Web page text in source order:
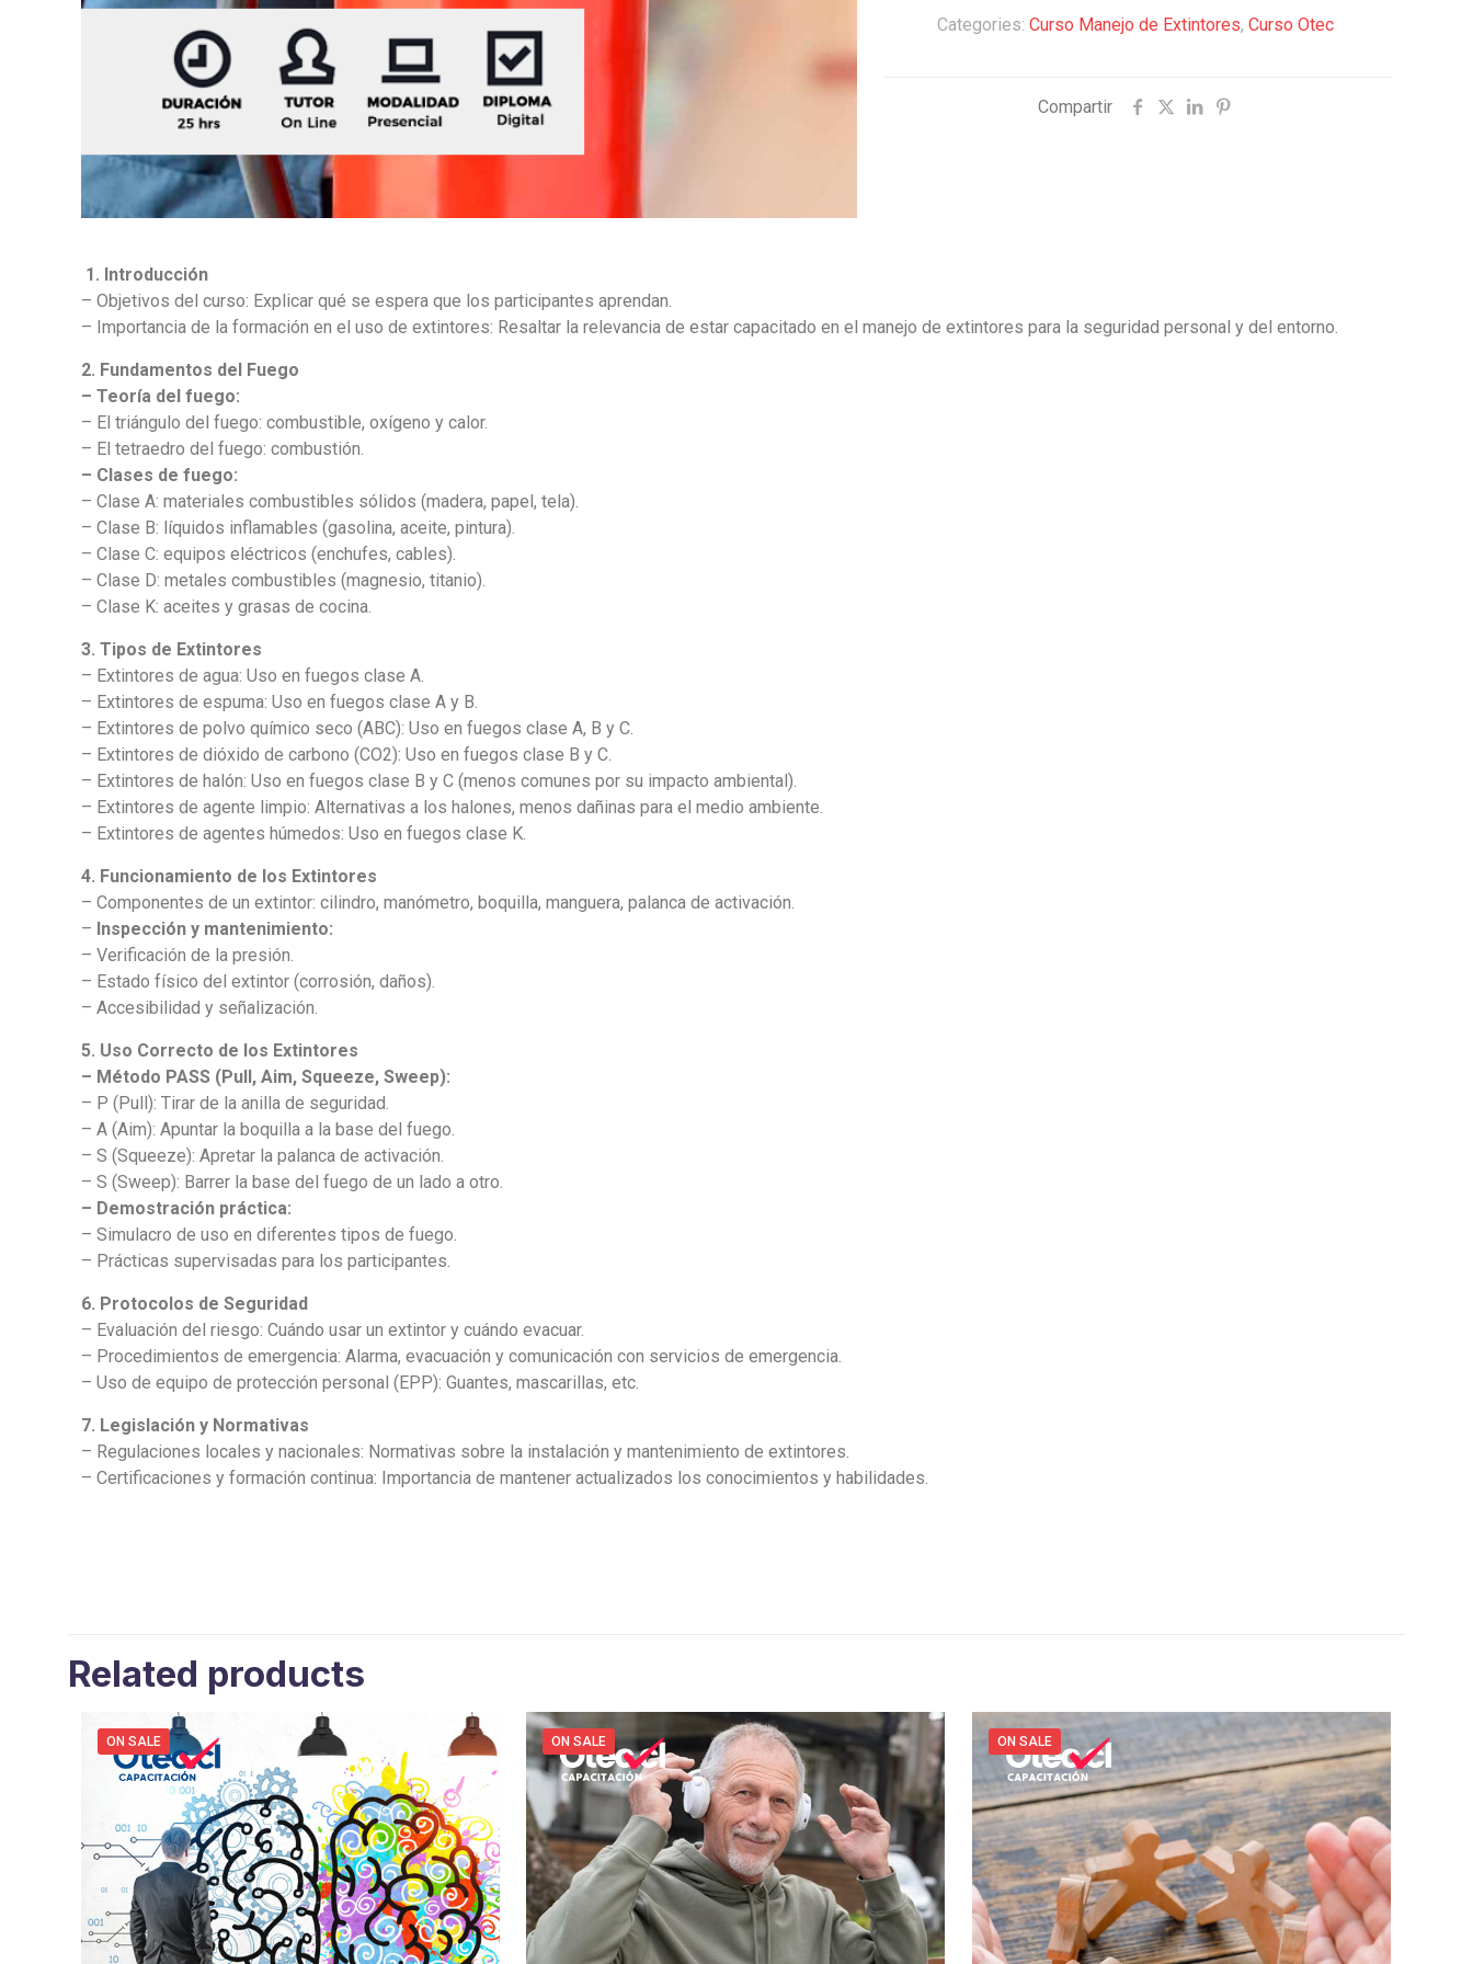
Categories: Curso Manejo de Extintores, Curso Otec
Compartir
1. Introducción
– Objetivos del curso: Explicar qué se espera que los participantes aprendan.
– Importancia de la formación en el uso de extintores: Resaltar la relevancia de estar capacitado en el manejo de extintores para la seguridad personal y del entorno.
2. Fundamentos del Fuego
– Teoría del fuego:
– El triángulo del fuego: combustible, oxígeno y calor.
– El tetraedro del fuego: combustión.
– Clases de fuego:
– Clase A: materiales combustibles sólidos (madera, papel, tela).
– Clase B: líquidos inflamables (gasolina, aceite, pintura).
– Clase C: equipos eléctricos (enchufes, cables).
– Clase D: metales combustibles (magnesio, titanio).
– Clase K: aceites y grasas de cocina.
3. Tipos de Extintores
– Extintores de agua: Uso en fuegos clase A.
– Extintores de espuma: Uso en fuegos clase A y B.
– Extintores de polvo químico seco (ABC): Uso en fuegos clase A, B y C.
– Extintores de dióxido de carbono (CO2): Uso en fuegos clase B y C.
– Extintores de halón: Uso en fuegos clase B y C (menos comunes por su impacto ambiental).
– Extintores de agente limpio: Alternativas a los halones, menos dañinas para el medio ambiente.
– Extintores de agentes húmedos: Uso en fuegos clase K.
4. Funcionamiento de los Extintores
– Componentes de un extintor: cilindro, manómetro, boquilla, manguera, palanca de activación.
– Inspección y mantenimiento:
– Verificación de la presión.
– Estado físico del extintor (corrosión, daños).
– Accesibilidad y señalización.
5. Uso Correcto de los Extintores
– Método PASS (Pull, Aim, Squeeze, Sweep):
– P (Pull): Tirar de la anilla de seguridad.
– A (Aim): Apuntar la boquilla a la base del fuego.
– S (Squeeze): Apretar la palanca de activación.
– S (Sweep): Barrer la base del fuego de un lado a otro.
– Demostración práctica:
– Simulacro de uso en diferentes tipos de fuego.
– Prácticas supervisadas para los participantes.
6. Protocolos de Seguridad
– Evaluación del riesgo: Cuándo usar un extintor y cuándo evacuar.
– Procedimientos de emergencia: Alarma, evacuación y comunicación con servicios de emergencia.
– Uso de equipo de protección personal (EPP): Guantes, mascarillas, etc.
7. Legislación y Normativas
– Regulaciones locales y nacionales: Normativas sobre la instalación y mantenimiento de extintores.
– Certificaciones y formación continua: Importancia de mantener actualizados los conocimientos y habilidades.
Related products
ON SALE ON SALE ON SALE